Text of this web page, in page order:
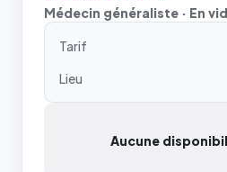
Médecin généraliste · En
Tarif
Lieu
Aucune